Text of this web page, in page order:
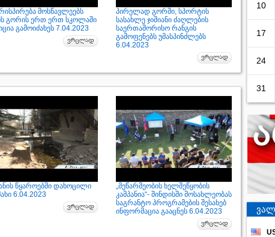
მოსწავლეებს
გორის ერთ ერთ სკოლაში
გამოიძახეს 7.04.2023
პირელად გორში, სპორტის
სასახლე ჯიშიანი ძაღლების
საერთაშორისო რანგის
გამოფენებს უმასპინძლებს
6.04.2023
წყაროებში დახოცილი
6.04.2023
„მეწარმეობის ხელშეწყობის
კამპანია“- შინდისში მოსახლეობას
საგრანტო პროგრამების შესახებ
ინფორმაცია გააცნეს 6.04.2023
10
17
24
31